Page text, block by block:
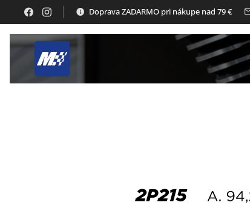
Doprava ZADARMO pri nákupe nad 79 €